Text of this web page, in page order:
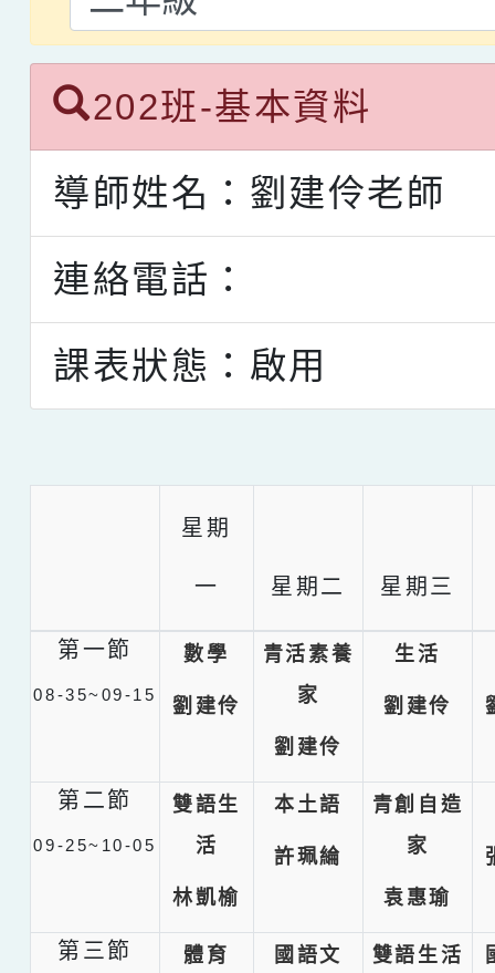
202班-基本資料
導師姓名：劉建伶老師
連絡電話：
課表狀態：啟用
星期
一 星期二 星期三
第一節
08-35~09-15
數學
劉建伶
青活素養
家
劉建伶
生活
劉建伶
第二節
09-25~10-05
雙語生
活
林凱榆
本土語
許珮綸
青創自造
家
袁惠瑜
第三節 體育 國語文 雙語生活